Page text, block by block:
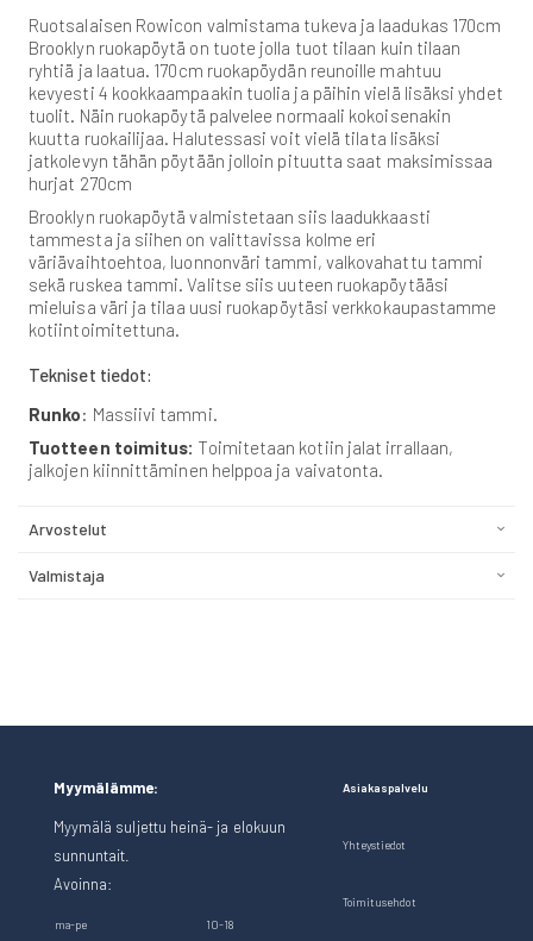
Ruotsalaisen Rowicon valmistama tukeva ja laadukas 170cm
Brooklyn ruokapöytä on tuote jolla tuot tilaan kuin tilaan
ryhtiä ja laatua. 170cm ruokapöydän reunoille mahtuu
kevyesti 4 kookkaampaakin tuolia ja päihin vielä lisäksi yhdet
tuolit. Näin ruokapöytä palvelee normaali kokoisenakin
kuutta ruokailijaa. Halutessasi voit vielä tilata lisäksi
jatkolevyn tähän pöytään jolloin pituutta saat maksimissaa
hurjat 270cm
Brooklyn ruokapöytä valmistetaan siis laadukkaasti
tammesta ja siihen on valittavissa kolme eri
väriävaihtoehtoa, luonnonväri tammi, valkovahattu tammi
sekä ruskea tammi. Valitse siis uuteen ruokapöytääsi
mieluisa väri ja tilaa uusi ruokapöytäsi verkkokaupastamme
kotiintoimitettuna.
Tekniset tiedot:
Runko: Massiivi tammi.
Tuotteen toimitus: Toimitetaan kotiin jalat irrallaan,
jalkojen kiinnittäminen helppoa ja vaivatonta.
Arvostelut
Valmistaja
Myymälämme:
Myymälä suljettu heinä- ja elokuun
sunnuntait.
Avoinna:
ma-pe 10-18
Asiakaspalvelu
Yhteystiedot
Toimitusehdot